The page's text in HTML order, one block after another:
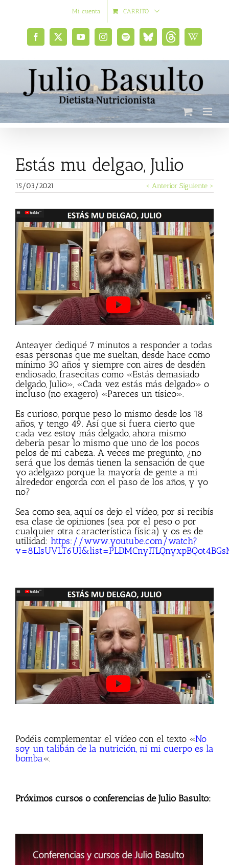
Mi cuenta CARRITO
Facebook
X YouTubeInstagramSpotifyBluesky
social
ThreadsWikipedia
Estás mu delgao, Julio
15/03/2021 < Anterior Siguiente >
Ver
imagen
más
grande
Anteayer dediqué 7 minutos a responder a todas
esas personas que me sueltan, desde hace como
mínimo 30 años y siempre con aires de desdén
endiosado, frasecitas como «Estás demasiado
delgado, Julio», «Cada vez estás más delgado» o
incluso (no exagero) «Pareces un tísico».
Es curioso, porque peso lo mismo desde los 18
años, y tengo 49. Así que si fuera cierto que
cada vez estoy más delgado, ahora mismo
debería pesar lo mismo que uno de los pocos
pelos de mi cabeza. A veces me pregunto, ¿no
será que los demás tienen la sensación de que
yo adelgazo porque la mayoría de gente a mi
alrededor engorda con el paso de los años, y yo
no?
Sea como sea, aquí os dejo el vídeo, por si recibís
esa clase de opiniones (sea por el peso o por
cualquier otra característica física) y os es de
utilidad: https://www.youtube.com/watch?
Podéis complementar el vídeo con el texto «No
soy un talibán de la nutrición, ni mi cuerpo es la
bomba«.
Próximos cursos o conferencias de Julio Basulto: